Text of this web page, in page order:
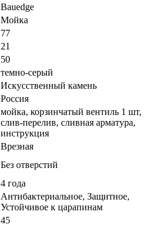
Bauedge
Мойка
77
21
50
темно-серый
Искусственный камень
Россия
мойка, корзинчатый вентиль 1 шт,
слив-перелив, сливная арматура,
инструкция
Врезная
Без отверстий
4 года
Антибактериальное, Защитное,
Устойчивое к царапинам
45